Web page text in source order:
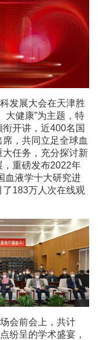
发展大会在天津胜
大健康”为主题，特
开讲，近400名国
，共同立足全球血
任务，充分探讨新
重磅发布2022年
血液学十大研究进
了183万人次在线观
会前会上，共计
纷呈的学术盛宴，